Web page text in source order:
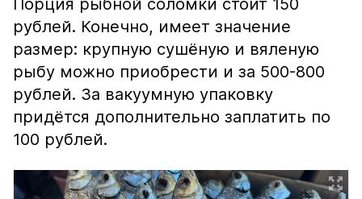
Порция рыбной соломки стоит 150
рублей. Конечно, имеет значение
размер: крупную сушёную и вяленую
рыбу можно приобрести и за 500-800
рублей. За вакуумную упаковку
придётся дополнительно заплатить по
100 рублей.